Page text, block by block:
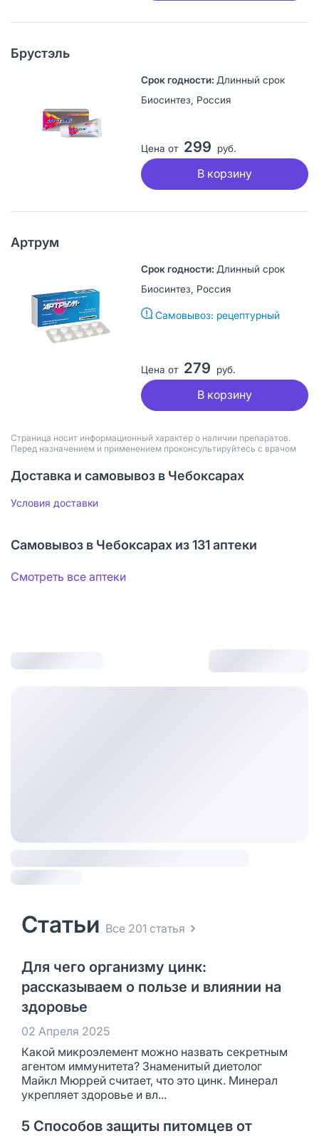
Брустэль
Длинный срок
Биосинтез, Россия
Цена от 299 руб.
В корзину
Артрум
Длинный срок
Биосинтез, Россия
Самовывоз: рецептурный
Цена от 279 руб.
В корзину
Страница носит информационный характер о наличии препаратов.
Перед назначением и применением проконсультируйтесь с врачом
Доставка и самовывоз в Чебоксарах
Условия доставки
Самовывоз в Чебоксарах из 131 аптеки
Смотреть все аптеки
Статьи Все 201 статья
Для чего организму цинк:
рассказываем о пользе и влиянии на
здоровье
02 Апреля 2025
Какой микроэлемент можно назвать секретным
агентом иммунитета? Знаменитый диетолог
Майкл Мюррей считает, что это цинк. Минерал
укрепляет здоровье и вл...
5 Способов защиты питомцев от